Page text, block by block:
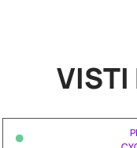
VISTI
•